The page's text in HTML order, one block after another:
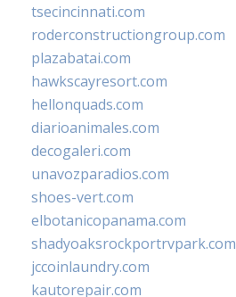
tsecincinnati.com
roderconstructiongroup.com
plazabatai.com
hawkscayresort.com
hellonquads.com
diarioanimales.com
decogaleri.com
unavozparadios.com
shoes-vert.com
elbotanicopanama.com
shadyoaksrockportrvpark.com
jccoinlaundry.com
kautorepair.com